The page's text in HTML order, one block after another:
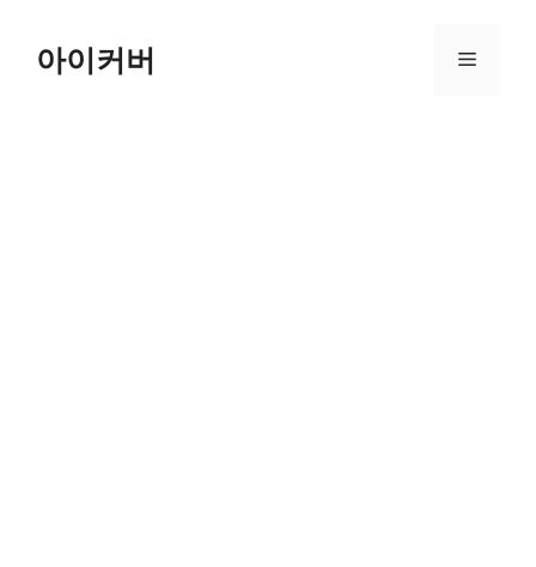
content아이커버 Menu